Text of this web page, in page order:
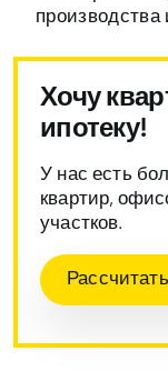
производства
Хочу
ипотеку!
У нас есть
квартир,
участков.